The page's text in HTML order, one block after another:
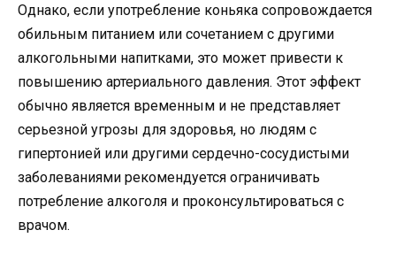
Однако, если употребление коньяка сопровождается
обильным питанием или сочетанием с другими
алкогольными напитками, это может привести к
повышению артериального давления. Этот эффект
обычно является временным и не представляет
серьезной угрозы для здоровья, но людям с
гипертонией или другими сердечно-сосудистыми
заболеваниями рекомендуется ограничивать
потребление алкоголя и проконсультироваться с
врачом.